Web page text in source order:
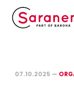
07.10.2025 —